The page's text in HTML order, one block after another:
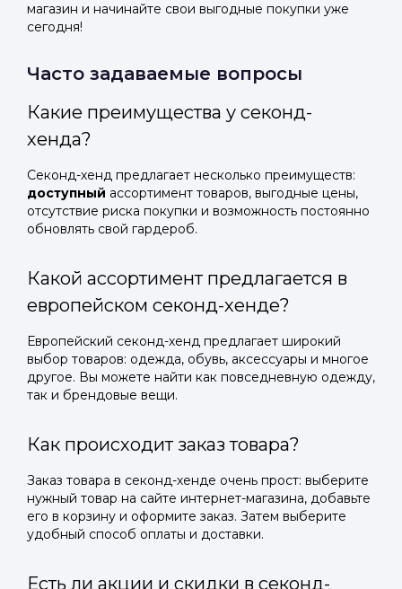
магазин и начинайте свои выгодные покупки уже
сегодня!
Часто задаваемые вопросы
Какие преимущества у секонд-
хенда?
Секонд-хенд предлагает несколько преимуществ:
доступный ассортимент товаров, выгодные цены,
отсутствие риска покупки и возможность постоянно
обновлять свой гардероб.
Какой ассортимент предлагается в
европейском секонд-хенде?
Европейский секонд-хенд предлагает широкий
выбор товаров: одежда, обувь, аксессуары и многое
другое. Вы можете найти как повседневную одежду,
так и брендовые вещи.
Как происходит заказ товара?
Заказ товара в секонд-хенде очень прост: выберите
нужный товар на сайте интернет-магазина, добавьте
его в корзину и оформите заказ. Затем выберите
удобный способ оплаты и доставки.
Есть ли акции и скидки в секонд-